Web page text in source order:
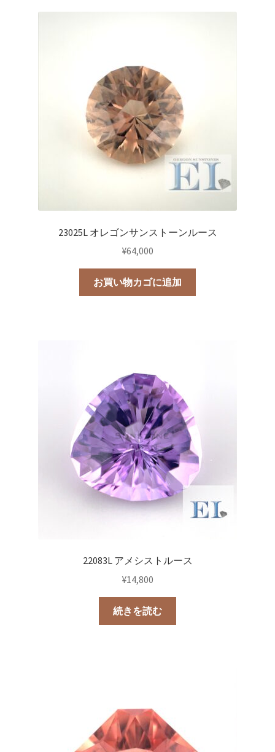
23025L オレゴンサンストーンルース
¥64,000
お買い物カゴに追加
22083L アメシストルース
¥14,800
続きを読む